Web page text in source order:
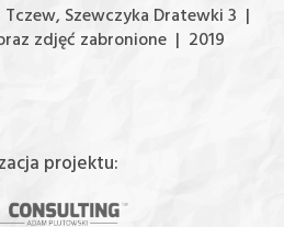
Szewczyka Dratewki 3 |
zdjęć zabronione | 2019
projektu: